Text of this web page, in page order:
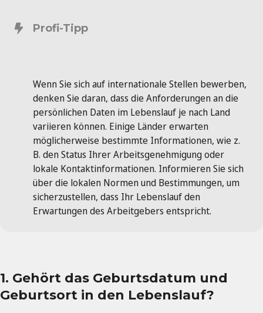
Profi-Tipp
Wenn Sie sich auf internationale Stellen bewerben,
denken Sie daran, dass die Anforderungen an die
persönlichen Daten im Lebenslauf je nach Land
variieren können. Einige Länder erwarten
möglicherweise bestimmte Informationen, wie z.
B. den Status Ihrer Arbeitsgenehmigung oder
lokale Kontaktinformationen. Informieren Sie sich
über die lokalen Normen und Bestimmungen, um
sicherzustellen, dass Ihr Lebenslauf den
Erwartungen des Arbeitgebers entspricht.
1. Gehört das Geburtsdatum und
Geburtsort in den Lebenslauf?